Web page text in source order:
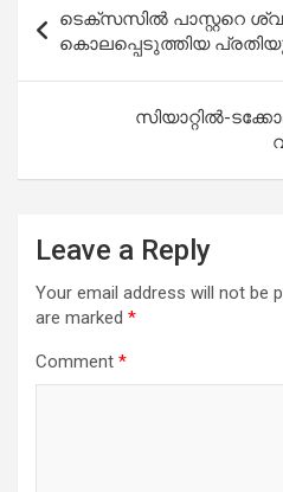
navigation
ടെക്സസിൽ പാസ്റ്ററെ
കൊലപ്പെടുത്തിയ
സിയാറ്റിൽ-
Leave a Reply
Your email address will not be
are marked *
Comment *